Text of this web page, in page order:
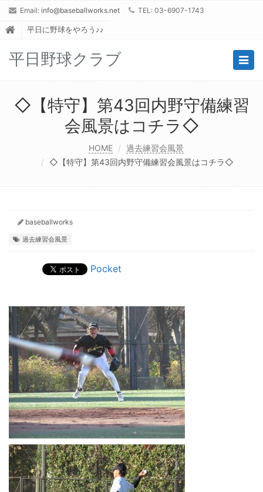
Email: info@baseballworks.net TEL: 03-6907-1743
平日に野球をやろう♪♪
平日野球クラブ
◇【特守】第43回内野守備練習
会風景はコチラ◇
HOME
過去練習会風景
◇【特守】第43回内野守備練習会風景はコチラ◇
baseballworks
過去練習会風景
Pocket